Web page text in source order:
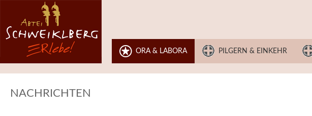
ORA & LABORA PILGERN & EINKEHR
NACHRICHTEN